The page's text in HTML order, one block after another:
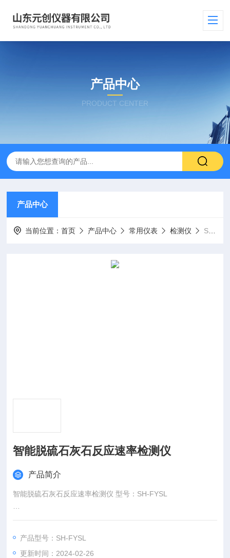
产品中心
PRODUCT CENTER
产品中心
当前位置：首页 产品中心 常用仪表 检测仪 SH-FYSL智能脱硫石灰石反应速率检测仪
智能脱硫石灰石反应速率检测仪
产品简介
智能脱硫石灰石反应速率检测仪 型号：SH-FYSL
*符合了现行标准DL/T 943-2015 《烟气湿法脱硫用石灰石粉反
能化，
产品型号：SH-FYSL
更新时间：2024-02-26